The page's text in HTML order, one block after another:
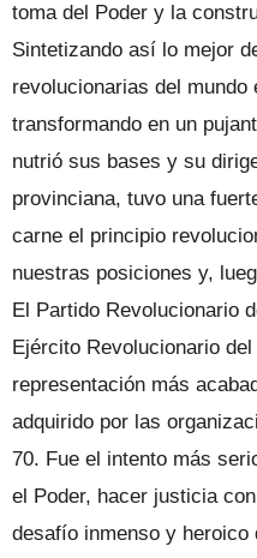
toma del Poder y la
Sintetizando así lo mejor
revolucionarias del mundo
transformando en un
nutrió sus bases y su
provinciana, tuvo una
carne el principio
nuestras posiciones y,
El Partido Revolucionario
Ejército Revolucionario
representación más
adquirido por las
70. Fue el intento más
el Poder, hacer justicia
desafío inmenso y